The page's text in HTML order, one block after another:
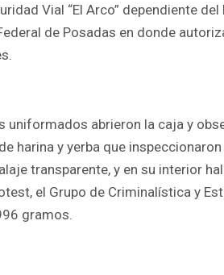
Vial “El Arco” dependiente
de Posadas en donde
uniformados abrieron la caja y
harina y yerba que
transparente, y en su interior
el Grupo de Criminalística y
gramos.